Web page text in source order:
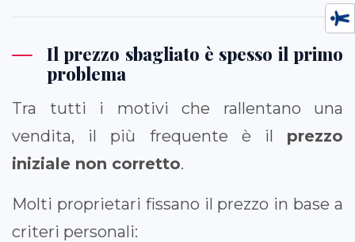
Il prezzo sbagliato è spesso il primo
problema
Tra tutti i motivi che rallentano una
vendita, il più frequente è il prezzo
iniziale non corretto.
Molti proprietari fissano il prezzo in base a
criteri personali: